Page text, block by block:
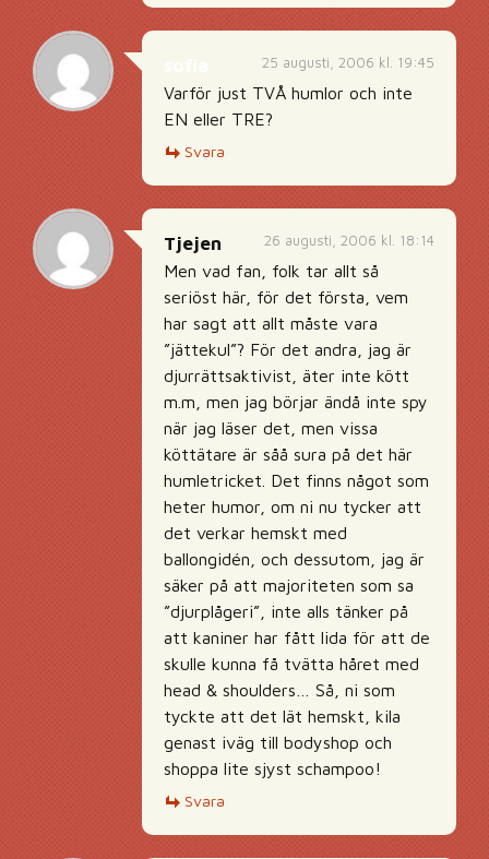
25 augusti, 2006 kl. 19:45
Varför just TVÅ humlor och inte
EN eller TRE?
Svara
26 augusti, 2006 kl. 18:14
Tjejen
Men vad fan, folk tar allt så
seriöst här, för det första, vem
har sagt att allt måste vara
”jättekul”? För det andra, jag är
djurrättsaktivist, äter inte kött
m.m, men jag börjar ändå inte spy
när jag läser det, men vissa
köttätare är såå sura på det här
humletricket. Det finns något som
heter humor, om ni nu tycker att
det verkar hemskt med
ballongidén, och dessutom, jag är
säker på att majoriteten som sa
”djurplågeri”, inte alls tänker på
att kaniner har fått lida för att de
skulle kunna få tvätta håret med
head & shoulders… Så, ni som
tyckte att det lät hemskt, kila
genast iväg till bodyshop och
shoppa lite sjyst schampoo!
Svara